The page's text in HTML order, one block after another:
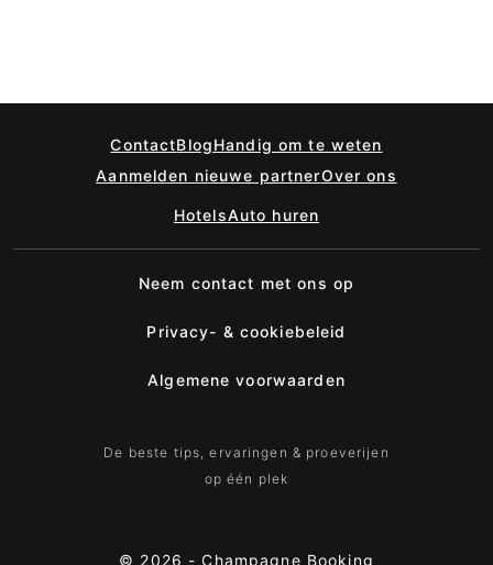
ContactBlogHandig om te weten
Aanmelden nieuwe partnerOver ons
HotelsAuto huren
Neem contact met ons op
Privacy- & cookiebeleid
Algemene voorwaarden
De beste tips, ervaringen & proeverijen
op één plek
© 2026 -Champagne Booking